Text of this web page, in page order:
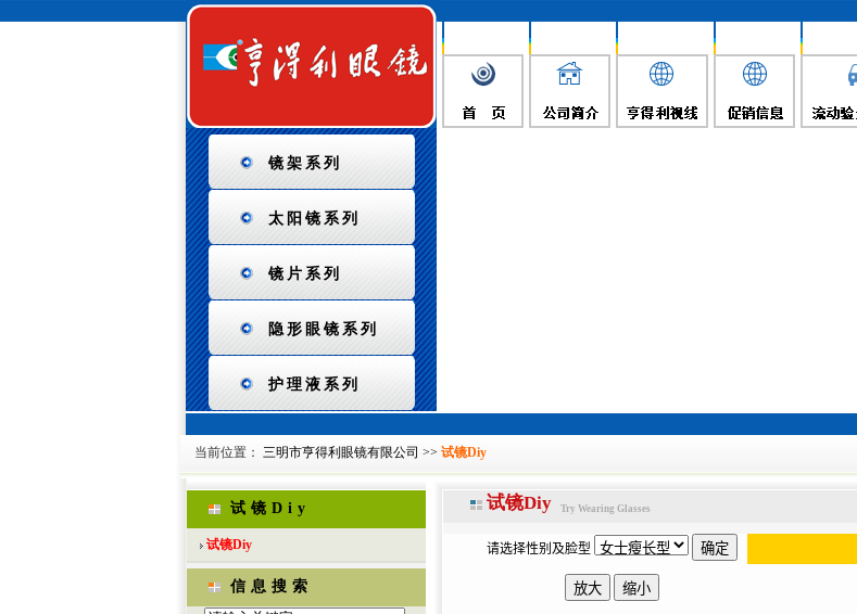
镜架系列
太阳镜系列
镜片系列
隐形眼镜系列
护理液系列
当前位置： 三明市亨得利眼镜有限公司 >> 试镜Diy
试镜Diy
试镜Diy
信息搜索
试镜Diy Try Wearing Glasses